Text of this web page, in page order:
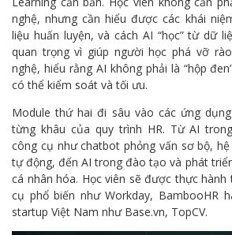
nghệ, nhưng cần hiểu được các khái
liệu huấn luyện, và cách AI “học” từ dữ
quan trọng vì giúp người học phá vỡ
nghệ, hiểu rằng AI không phải là “hộp
có thể kiểm soát và tối ưu.
Module thứ hai đi sâu vào các ứng
từng khâu của quy trình HR. Từ AI
công cụ như chatbot phỏng vấn sơ bộ,
tự động, đến AI trong đào tạo và phát
cá nhân hóa. Học viên sẽ được thực
cụ phổ biến như Workday, BambooHR
startup Việt Nam như Base.vn, TopCV.